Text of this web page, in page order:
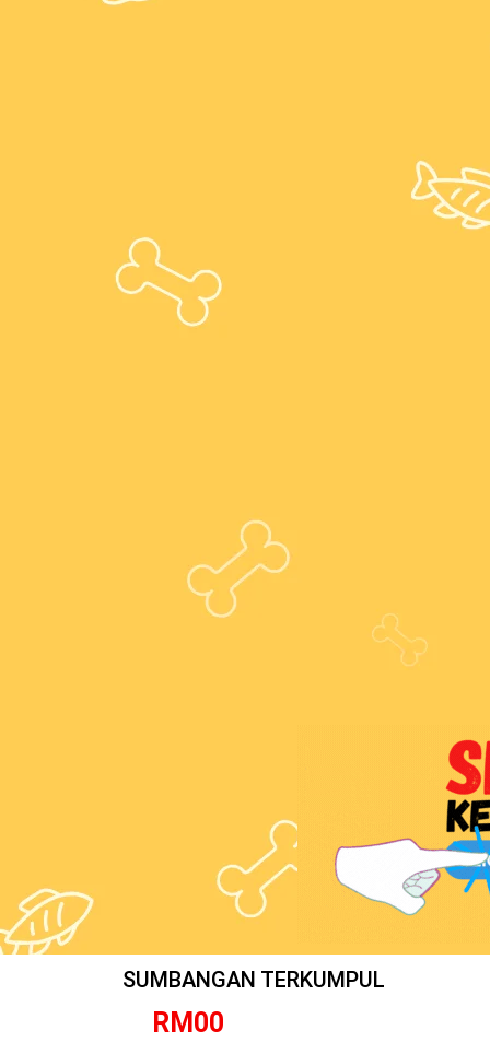
SUMBANGAN TERKUMPUL
RM 00